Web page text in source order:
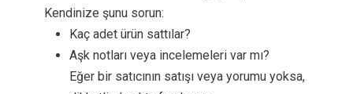
Kendinize şunu sorun:
Kaç adet ürün sattılar?
Aşk notları veya incelemeleri var mı?
Eğer bir satıcının satışı veya yorumu yoksa,